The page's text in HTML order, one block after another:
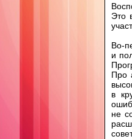
Это
Во-
и
Про
в
не